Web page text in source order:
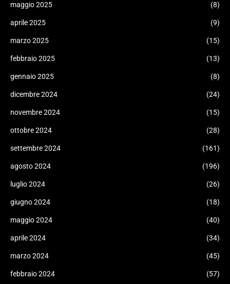
maggio 2025 (8)
aprile 2025 (9)
marzo 2025 (15)
febbraio 2025 (13)
gennaio 2025 (8)
dicembre 2024 (24)
novembre 2024 (15)
ottobre 2024 (28)
settembre 2024 (161)
agosto 2024 (196)
luglio 2024 (26)
giugno 2024 (18)
maggio 2024 (40)
aprile 2024 (34)
marzo 2024 (45)
febbraio 2024 (57)